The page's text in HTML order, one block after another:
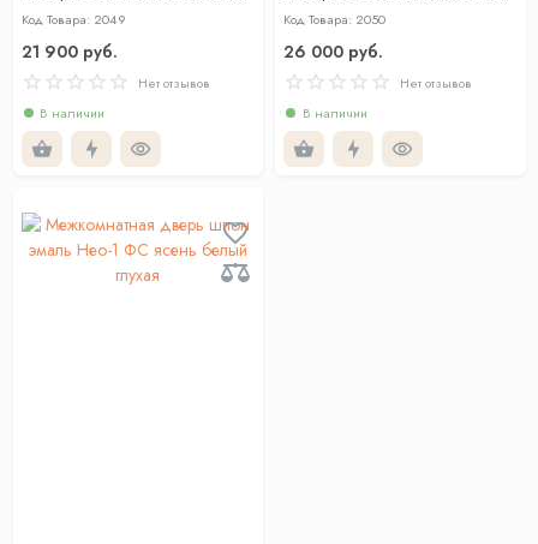
жасмин глухая
Код Товара: 2049
21 900 руб.
Нет отзывов
В наличии
жасмин со стеклом
Код Товара: 2050
26 000 руб.
Нет отзывов
В наличии